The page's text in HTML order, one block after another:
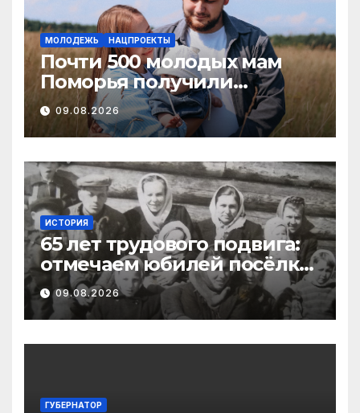
МОЛОДЕЖЬ НАЦПРОЕКТЫ
Почти 500 молодых мам
Поморья получили
господдержку при
рождении первого ребенка
09.08.2026
ИСТОРИЯ
65 лет трудового подвига:
отмечаем юбилей посёлка
Важский в Виноградовском
округе
09.08.2026
ГУБЕРНАТОР